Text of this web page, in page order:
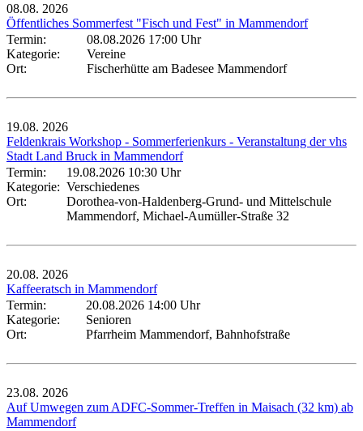
08.08. 2026
Öffentliches Sommerfest "Fisch und Fest" in Mammendorf
Termin:
08.08.2026 17:00 Uhr
Kategorie:
Vereine
Ort:
Fischerhütte am Badesee Mammendorf
19.08. 2026
Feldenkrais Workshop - Sommerferienkurs - Veranstaltung der vhs
Stadt Land Bruck in Mammendorf
Termin:
19.08.2026 10:30 Uhr
Kategorie: Verschiedenes
Ort:
Dorothea-von-Haldenberg-Grund- und Mittelschule
Mammendorf, Michael-Aumüller-Straße 32
20.08. 2026
Kaffeeratsch in Mammendorf
Termin:
20.08.2026 14:00 Uhr
Kategorie:
Senioren
Ort:
Pfarrheim Mammendorf, Bahnhofstraße
23.08. 2026
Auf Umwegen zum ADFC-Sommer-Treffen in Maisach (32 km) ab
Mammendorf